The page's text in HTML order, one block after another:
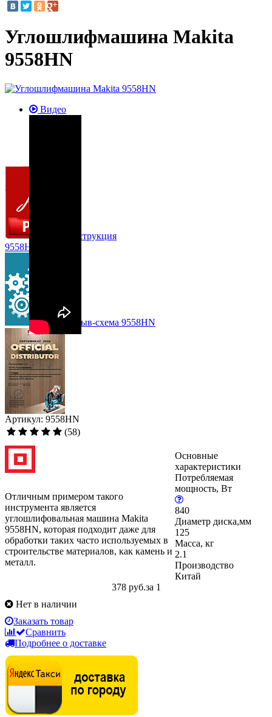
Углошлифмашина Makita
9558HN
Видео
Инструкция
9558HN
Взрыв-схема 9558HN
Артикул: 9558HN
(58)
Отличным примером такого
инструмента является
углошлифовальная машина Makita
9558HN, которая подходит даже для
обработки таких часто используемых в
строительстве материалов, как камень и
металл.
Основные
характеристики
Потребляемая
мощность, Вт
840
Диаметр диска,мм
125
Масса, кг
2.1
Производство
Китай
378 руб.за 1
Нет в наличии
Заказать товар
Сравнить
Подробнее о доставке